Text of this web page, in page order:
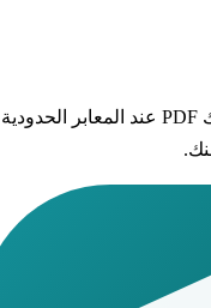
أظهر ملف وثيقتك PDF عند المعابر الحدودية